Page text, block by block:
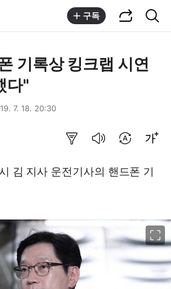
구독
기록상 킹크랩 시연
다"
7. 18. 20:30
김 지사 운전기사의 핸드폰 기